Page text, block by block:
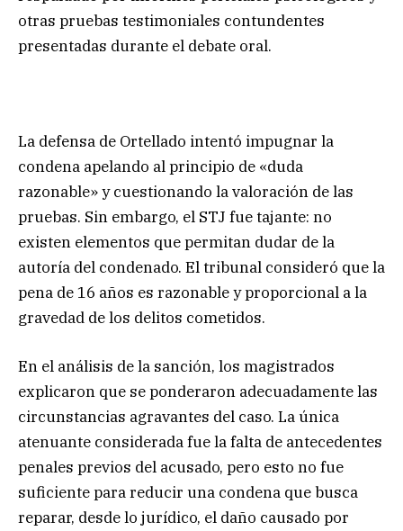
otras pruebas testimoniales contundentes
presentadas durante el debate oral.
La defensa de Ortellado intentó impugnar la
condena apelando al principio de «duda
razonable» y cuestionando la valoración de las
pruebas. Sin embargo, el STJ fue tajante: no
existen elementos que permitan dudar de la
autoría del condenado. El tribunal consideró que la
pena de 16 años es razonable y proporcional a la
gravedad de los delitos cometidos.
En el análisis de la sanción, los magistrados
explicaron que se ponderaron adecuadamente las
circunstancias agravantes del caso. La única
atenuante considerada fue la falta de antecedentes
penales previos del acusado, pero esto no fue
suficiente para reducir una condena que busca
reparar, desde lo jurídico, el daño causado por